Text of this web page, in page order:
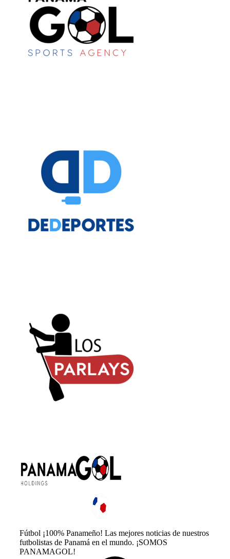
Fútbol ¡100% Panameño! Las mejores noticias de nuestros
futbolistas de Panamá en el mundo. ¡SOMOS
PANAMAGOL!